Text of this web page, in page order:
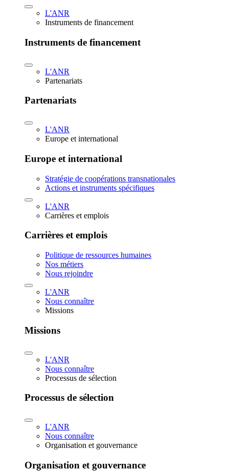
L'ANR
Instruments de financement
Instruments de financement
L'ANR
Partenariats
Partenariats
L'ANR
Europe et international
Europe et international
Stratégie de coopérations transnationales
Actions et instruments spécifiques
L'ANR
Carrières et emplois
Carrières et emplois
Politique de ressources humaines
Nos métiers
Nous rejoindre
L'ANR
Nous connaître
Missions
Missions
L'ANR
Nous connaître
Processus de sélection
Processus de sélection
L'ANR
Nous connaître
Organisation et gouvernance
Organisation et gouvernance